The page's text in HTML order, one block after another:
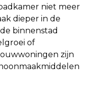
niet meer
dieper in de
binnenstad
of
zijn